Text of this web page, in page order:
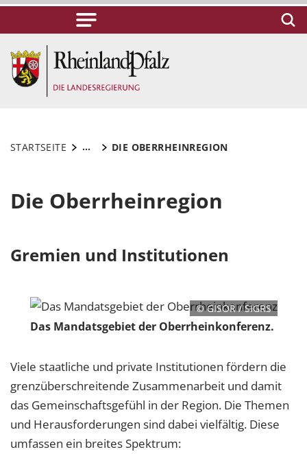
STARTSEITE ... DIE OBERRHEINREGION
Die Oberrheinregion
Gremien und Institutionen
© GISOR / SIGRS
Das Mandatsgebiet der Oberrheinkonferenz.
Viele staatliche und private Institutionen fördern die
grenzüberschreitende Zusammenarbeit und damit
das Gemeinschaftsgefühl in der Region. Die Themen
und Herausforderungen sind dabei vielfältig. Diese
umfassen ein breites Spektrum: